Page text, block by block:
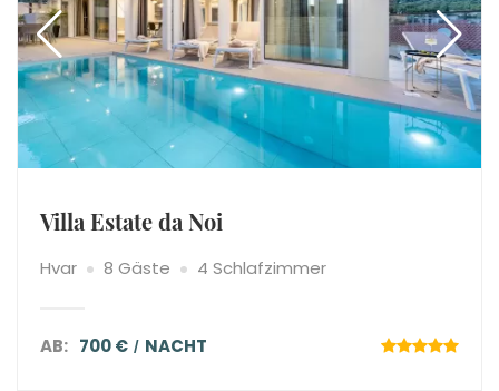
Villa Estate da Noi
Hvar 8 Gäste 4 Schlafzimmer
AB: 700 € NACHT